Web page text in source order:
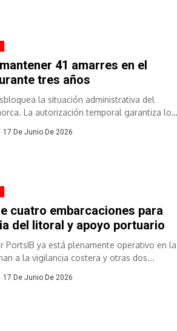
41 amarres en el
tres años
la situación administrativa del
La autorización temporal garantiza los
17 De Junio De 2026
cuatro embarcaciones para
del litoral y apoyo portuario
PortsIB ya está plenamente operativo en la
a la vigilancia costera y otras dos...
17 De Junio De 2026